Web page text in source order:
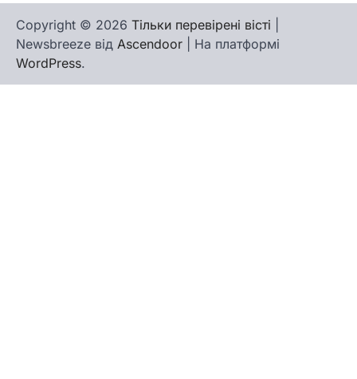
Copyright © 2026 Тільки перевірені вісті
Newsbreeze від Ascendoor | На платформі
WordPress.